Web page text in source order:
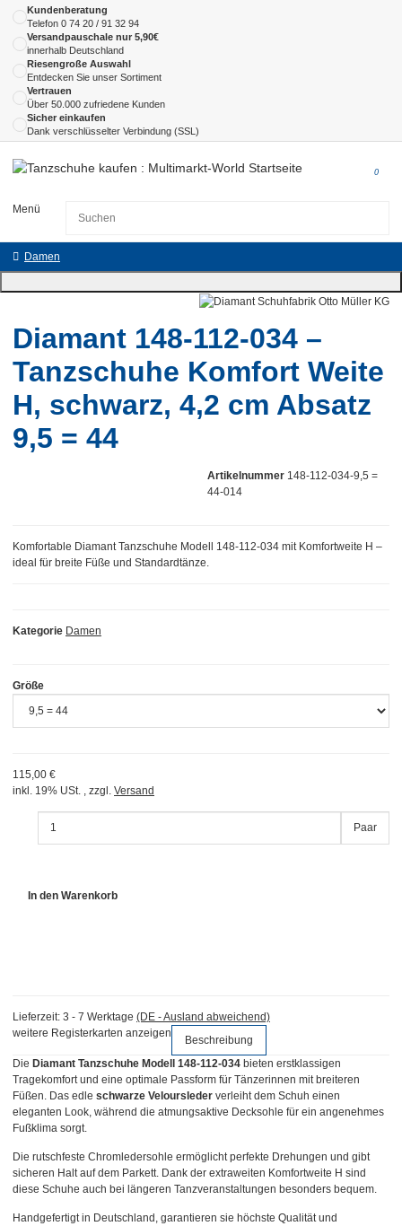
Kundenberatung
Telefon 0 74 20 / 91 32 94
Versandpauschale nur 5,90€
innerhalb Deutschland
Riesengroße Auswahl
Entdecken Sie unser Sortiment
Vertrauen
Über 50.000 zufriedene Kunden
Sicher einkaufen
Dank verschlüsselter Verbindung (SSL)
Menü
0
Damen
Diamant 148-112-034 –
Tanzschuhe Komfort Weite
H, schwarz, 4,2 cm Absatz
9,5 = 44
Artikelnummer 148-112-034-9,5 =
44-014
Kategorie Damen
Komfortable Diamant Tanzschuhe Modell 148-112-034 mit Komfortweite H –
ideal für breite Füße und Standardtänze.
Größe
115,00 €
inkl. 19% USt. , zzgl. Versand
Paar
In den Warenkorb
Lieferzeit: 3 - 7 Werktage (DE - Ausland abweichend)
weitere Registerkarten anzeigen
Beschreibung
Die Diamant Tanzschuhe Modell 148-112-034 bieten erstklassigen
Tragekomfort und eine optimale Passform für Tänzerinnen mit breiteren
Füßen. Das edle schwarze Veloursleder verleiht dem Schuh einen
eleganten Look, während die atmungsaktive Decksohle für ein angenehmes
Fußklima sorgt.
Die rutschfeste Chromledersohle ermöglicht perfekte Drehungen und gibt
sicheren Halt auf dem Parkett. Dank der extraweiten Komfortweite H sind
diese Schuhe auch bei längeren Tanzveranstaltungen besonders bequem.
Handgefertigt in Deutschland, garantieren sie höchste Qualität und